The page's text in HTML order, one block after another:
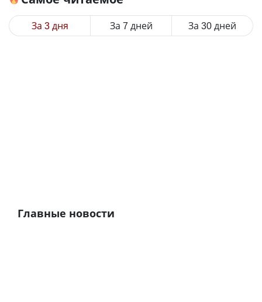
За 3 дня За 7 дней За 30 дней
Главные новости